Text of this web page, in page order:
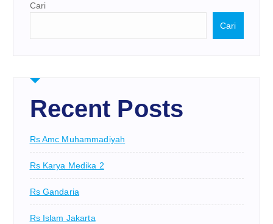
Cari
Cari
Recent Posts
Rs Amc Muhammadiyah
Rs Karya Medika 2
Rs Gandaria
Rs Islam Jakarta